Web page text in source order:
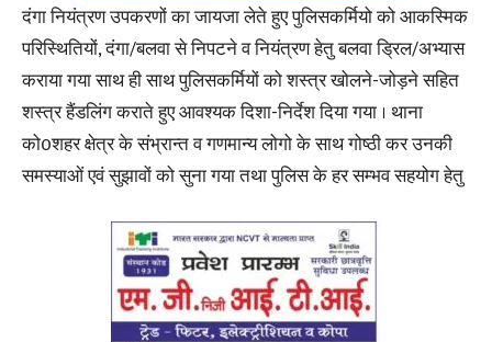
दंगा नियंत्रण उपकरणों का जायजा लेते हुए पुलिसकर्मियो को आकस्मिक
परिस्थितियों, दंगा/बलवा से निपटने व नियंत्रण हेतु बलवा ड्रिल/अभ्यास
कराया गया साथ ही साथ पुलिसकर्मियों को शस्त्र खोलने-जोड़ने सहित
शस्त्र हैंडलिंग कराते हुए आवश्यक दिशा-निर्देश दिया गया । थाना
को0शहर क्षेत्र के संभ्रान्त व गणमान्य लोगो के साथ गोष्ठी कर उनकी
समस्याओं एवं सुझावों को सुना गया तथा पुलिस के हर सम्भव सहयोग हेतु